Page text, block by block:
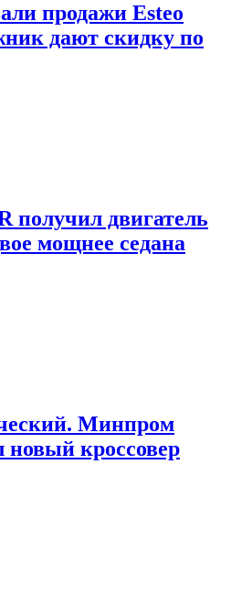
продажи Esteo
дают скидку по
получил двигатель
мощнее седана
Минпром
кроссовер